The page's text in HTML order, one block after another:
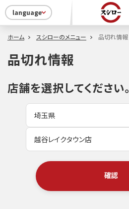
language
ホーム スシローのメニュー 品切れ情報
品切れ情報
店舗を選択してください。
確認